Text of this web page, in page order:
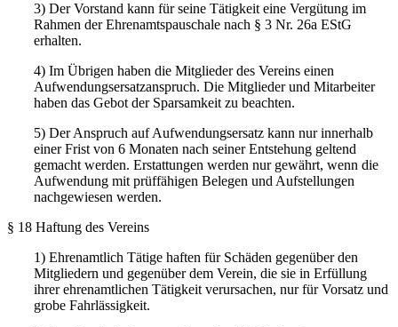
3) Der Vorstand kann für seine Tätigkeit eine Vergütung im
Rahmen der Ehrenamtspauschale nach § 3 Nr. 26a EStG
erhalten.
4) Im Übrigen haben die Mitglieder des Vereins einen
Aufwendungsersatzanspruch. Die Mitglieder und Mitarbeiter
haben das Gebot der Sparsamkeit zu beachten.
5) Der Anspruch auf Aufwendungsersatz kann nur innerhalb
einer Frist von 6 Monaten nach seiner Entstehung geltend
gemacht werden. Erstattungen werden nur gewährt, wenn die
Aufwendung mit prüffähigen Belegen und Aufstellungen
nachgewiesen werden.
§ 18 Haftung des Vereins
1) Ehrenamtlich Tätige haften für Schäden gegenüber den
Mitgliedern und gegenüber dem Verein, die sie in Erfüllung
ihrer ehrenamtlichen Tätigkeit verursachen, nur für Vorsatz und
grobe Fahrlässigkeit.